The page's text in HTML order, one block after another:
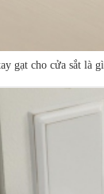
gạt cho cửa sắt là